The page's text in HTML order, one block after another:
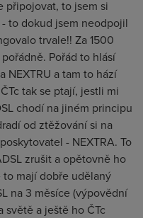
připojovat, to jsem si
to dokud jsem neodpojil
trvale!! Za 1500
Pořád to hlásí
NEXTRU a tam to hází
tak se ptají, jestli mi
chodí na jiném principu
od ztěžování si na
- NEXTRA. To
zrušit a opětovně ho
mají dobře udělaný
na 3 měsíce (výpovědní
světě a ještě ho ČTc